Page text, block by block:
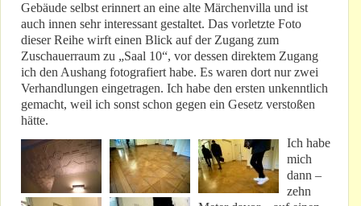
Gebäude selbst erinnert an eine alte Märchenvilla und ist
auch innen sehr interessant gestaltet. Das vorletzte Foto
dieser Reihe wirft einen Blick auf der Zugang zum
Zuschauerraum zu „Saal 10“, vor dessen direktem Zugang
ich den Aushang fotografiert habe. Es waren dort nur zwei
Verhandlungen eingetragen. Ich habe den ersten unkenntlich
gemacht, weil ich sonst schon gegen ein Gesetz verstoßen
hätte.
Ich habe
mich
dann –
zehn